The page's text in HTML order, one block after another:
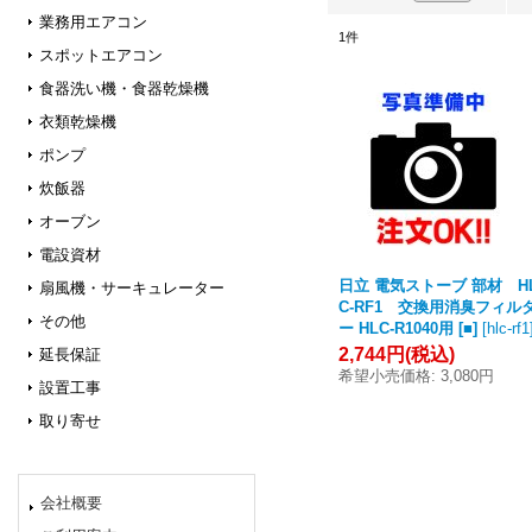
業務用エアコン
スポットエアコン
食器洗い機・食器乾燥機
衣類乾燥機
ポンプ
炊飯器
オーブン
電設資材
扇風機・サーキュレーター
その他
延長保証
設置工事
取り寄せ
会社概要
1件
日立 電気ストーブ 部材
C-RF1 交換用消臭フィル
ー HLC-R1040用 [■] [hlc-rf1]
2,744円(税込)
希望小売価格: 3,080円